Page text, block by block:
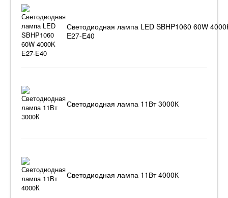
Светодиодная лампа LED SBHP1060 60W
E27-E40
Светодиодная лампа 11Вт 3000К
Светодиодная лампа 11Вт 4000К